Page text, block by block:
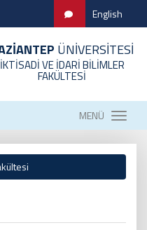
English
ÜNİVERSİTESİ
İKTİSADİ VE İDARİ BİLİMLER
FAKÜLTESİ
MENÜ